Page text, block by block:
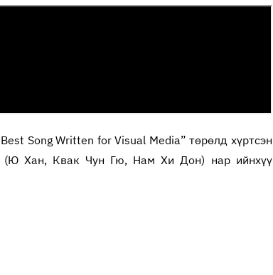
Song Written for Visual Media” төрөлд хүртсэн
(Ю Хан, Квак Чун Гю, Нам Хи Дон) нар ийнхүү